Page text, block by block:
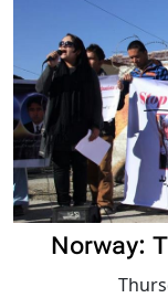
Norway: